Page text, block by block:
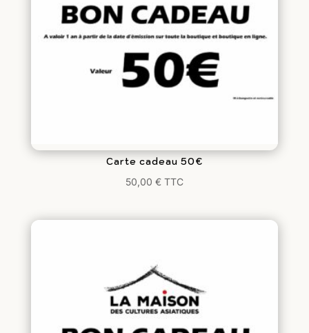
Carte cadeau 50€
50,00 € TTC